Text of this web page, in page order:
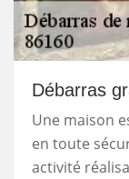
Débarras
Une maison
en toute
activité